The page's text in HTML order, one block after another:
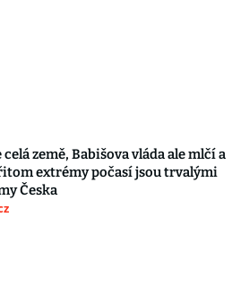
celá země, Babišova vláda ale mlčí a
extrémy počasí jsou trvalými
Česka